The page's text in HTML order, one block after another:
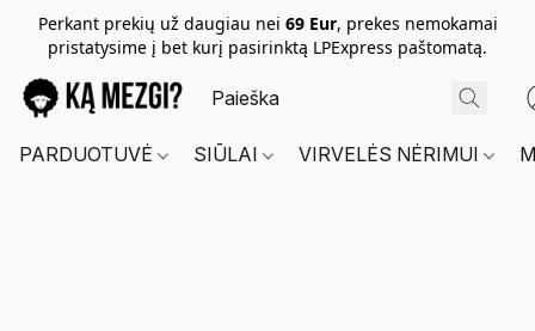
Perkant prekių už daugiau nei 69 Eur, prekes nemokamai
pristatysime į bet kurį pasirinktą LPExpress paštomatą.
PARDUOTUVĖ SIŪLAI VIRVELĖS NĖRIMUI